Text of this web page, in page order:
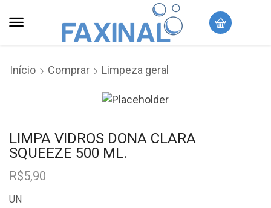
Início Comprar Limpeza geral
LIMPA VIDROS DONA CLARA
SQUEEZE 500 ML.
R$5,90
UN